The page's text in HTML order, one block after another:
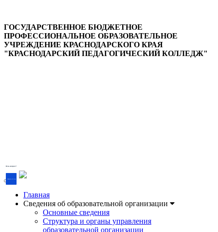
ГОСУДАРСТВЕННОЕ БЮДЖЕТНОЕ
ПРОФЕССИОНАЛЬНОЕ ОБРАЗОВАТЕЛЬНОЕ
УЧРЕЖДЕНИЕ КРАСНОДАРСКОГО КРАЯ
"КРАСНОДАРСКИЙ ПЕДАГОГИЧЕСКИЙ КОЛЛЕДЖ"
Есть вопрос?
Напишите об этом
Главная
Сведения об образовательной организации
Основные сведения
Структура и органы управления
образовательной организации